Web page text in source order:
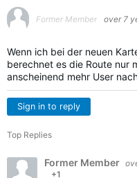
Former Member over 7
Wenn ich bei der neuen
berechnet es die Route nur
anscheinend mehr User
Sign in to reply
Top Replies
Former Member
+1